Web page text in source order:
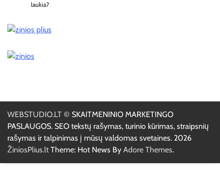
laukia?
WEBSTUDIO.LT © SKAITMENINIO MARKETINGO
PASLAUGOS. SEO tekstų rašymas, turinio kūrimas, straipsnių
rašymas ir talpinimas į mūsų valdomas svetaines. 2026
ŽiniosPlius.lt Theme: Hot News By Adore Themes.